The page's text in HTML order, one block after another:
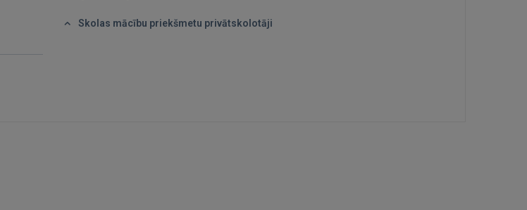
Skolas mācību priekšmetu privātskolotāji